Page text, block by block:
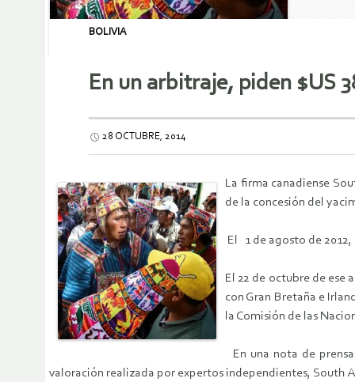
BOLIVIA
En un arbitraje, piden $US
28 OCTUBRE, 2014
La firma canadiense
de la concesión del
El 1 de agosto de
El 22 de octubre de ese
con Gran Bretaña e
la Comisión de las
En una nota de
valoración realizada por expertos independientes, South